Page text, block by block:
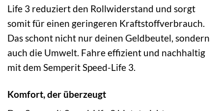
Life 3 reduziert den Rollwiderstand und sorgt
somit für einen geringeren Kraftstoffverbrauch.
Das schont nicht nur deinen Geldbeutel, sondern
auch die Umwelt. Fahre effizient und nachhaltig
mit dem Semperit Speed-Life 3.
Komfort, der überzeugt